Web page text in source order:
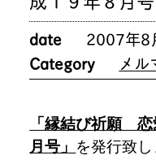
date
2007年8
Category
メル
「縁結び祈願
月号」 を発行致し